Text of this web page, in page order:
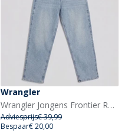
Wrangler
Wrangler Jongens Frontier Relaxed Fit Jeans Bleach Wash
Adviesprijs€ 39,99
Bespaar€ 20,00